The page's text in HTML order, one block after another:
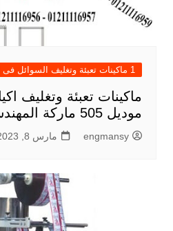
1 ماكينات تعبئة وتغليف السوائل فى اكياس
ماكينات تعبئة وتغليف
موديل 505 ماركة المهندس منسى
engmansy مارس 8, 2023